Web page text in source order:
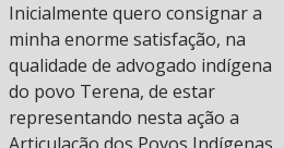
Inicialmente quero consignar a
minha enorme satisfação, na
qualidade de advogado indígena
do povo Terena, de estar
representando nesta ação a